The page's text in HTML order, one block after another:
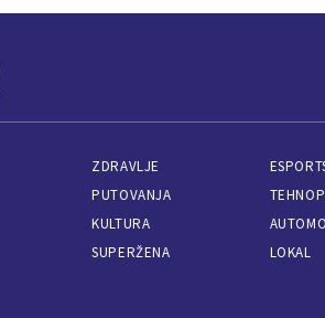
ZDRAVLJE
PUTOVANJA
KULTURA
SUPERŽENA
LOKAL